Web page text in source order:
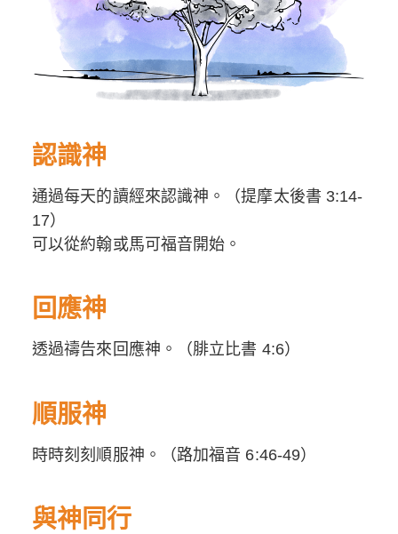
認識神
通過每天的讀經來認識神。（提摩太後書 3:14-
17）
可以從約翰或馬可福音開始。
回應神
透過禱告來回應神。（腓立比書 4:6）
順服神
時時刻刻順服神。（路加福音 6:46-49）
與神同行